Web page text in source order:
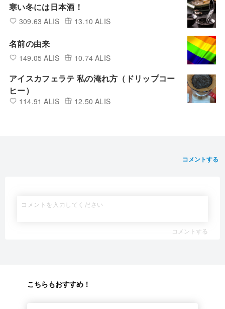
寒い冬には日本酒！
309.63 ALIS 13.10 ALIS
名前の由来
149.05 ALIS 10.74 ALIS
アイスカフェラテ 私の淹れ方（ドリップコー
ヒー）
114.91 ALIS 12.50 ALIS
コメントする
コメントする
こちらもおすすめ！